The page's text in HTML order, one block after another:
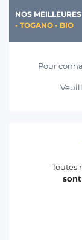
NOS
- TOGANO - BIO
Pour
Toutes